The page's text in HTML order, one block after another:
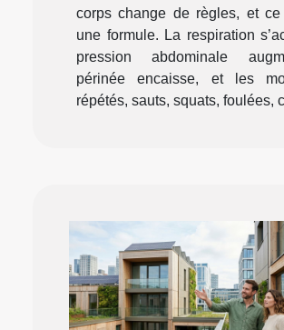
corps change de règles, et ce
une formule. La respiration
pression abdominale
périnée encaisse, et les
répétés, sauts, squats, foulées,